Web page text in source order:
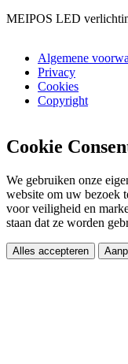
MEIPOS LED
Algemene
Privacy
Cookies
Copyright
Cookie
We gebruiken onze
website om uw bezoek
voor veiligheid en
staan dat ze worden
Alles accepteren